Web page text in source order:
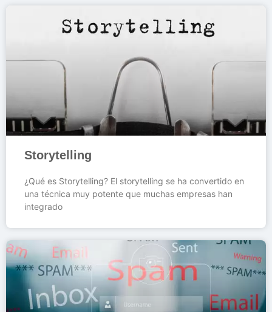
Storytelling
¿Qué es Storytelling? El storytelling se ha convertido en
una técnica muy potente que muchas empresas han
integrado